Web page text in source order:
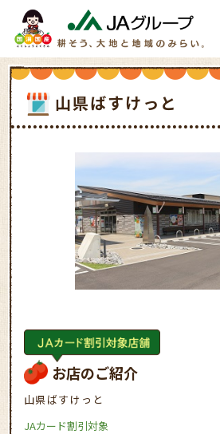
山県ばすけっと
お店のご紹介
山県ばすけっと
JAカード割引対象